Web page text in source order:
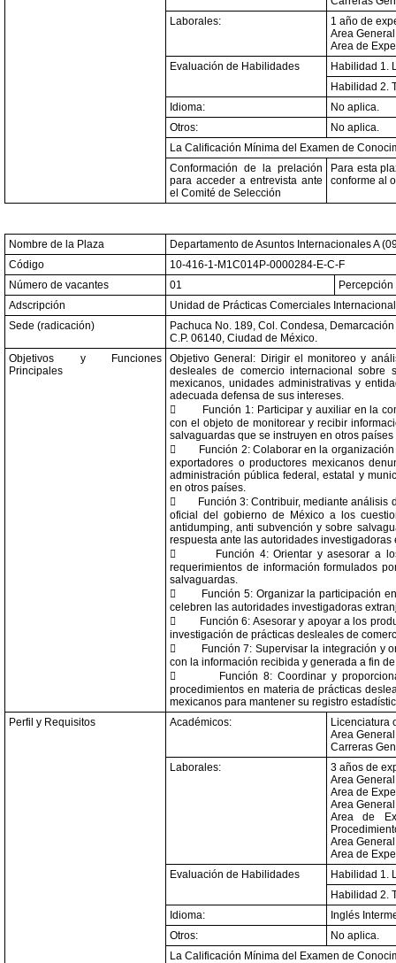
Laborales:
1 año de
Area
Area de
Evaluación de Habilidades
Habilidad 1.
Habilidad 2.
Idioma:
No aplica.
Otros:
No aplica.
La Calificación Mínima del Examen de
Conformación de la prelación
para acceder a entrevista ante
el Comité de Selección
Para esta
conforme al
Nombre de la Plaza
Departamento de Asuntos Internacionales A
Código
10-416-1-M1C014P-0000284-E-C-F
Número de vacantes
01
Adscripción
Unidad de Prácticas Comerciales
Sede (radicación)
Pachuca No. 189, Col. Condesa,
C.P. 06140, Ciudad de México.
Objetivos y Funciones
Principales
Objetivo General: Dirigir el monitoreo y
desleales de comercio internacional sobre
mexicanos, unidades administrativas y
adecuada defensa de sus intereses.

Función 1: Participar y auxiliar en la
con el objeto de monitorear y recibir
salvaguardas que se instruyen en otros

Función 2: Colaborar en la
exportadores o productores mexicanos
administración pública federal, estatal y
en otros países.

Función 3: Contribuir, mediante
oficial del gobierno de México a los
antidumping, anti subvención y sobre
respuesta ante las autoridades investigadoras

Función 4: Orientar y asesorar a
requerimientos de información formulados
salvaguardas.

Función 5: Organizar la participación
celebren las autoridades investigadoras

Función 6: Asesorar y apoyar a los
investigación de prácticas desleales de

Función 7: Supervisar la integración y
con la información recibida y generada a fin

Función 8: Coordinar y
procedimientos en materia de prácticas
mexicanos para mantener su registro
Perfil y Requisitos
Académicos:
Licenciatura
Area
Carreras
Laborales:
3 años de
Area
Area de
Area
Area de
Area
Area de
Evaluación de Habilidades
Habilidad 1.
Habilidad 2.
Idioma:
Inglés
Otros:
No aplica.
La Calificación Mínima del Examen de